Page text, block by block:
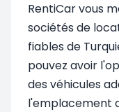
RentiCar vous
sociétés de
fiables de
pouvez avoir
des véhicules
l'emplacement